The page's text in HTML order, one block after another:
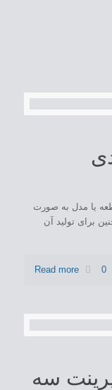
یا مدل به صورت
برای تولید آن
0
Read more
سه